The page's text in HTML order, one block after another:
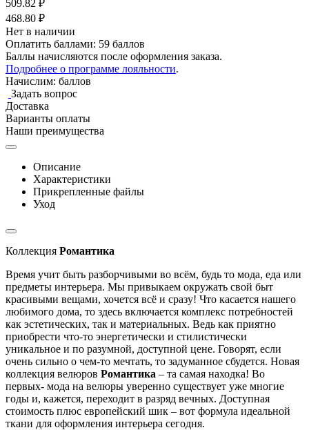
509.82 ₽
468.80 ₽
Нет в наличии
Оплатить баллами: 59 баллов
Баллы начисляются после оформления заказа.
Подробнее о программе лояльности.
Начислим: баллов
Задать вопрос
Доставка
Варианты оплаты
Наши преимущества
Описание
Характеристики
Прикрепленные файлы
Уход
Коллекция Романтика
Время учит быть разборчивыми во всём, будь то мода, еда или
предметы интерьера. Мы привыкаем окружать свой быт
красивыми вещами, хочется всё и сразу! Что касается нашего
любимого дома, то здесь включается комплекс потребностей
как эстетических, так и материальных. Ведь как приятно
приобрести что-то энергетически и стилистически
уникальное и по разумной, доступной цене. Говорят, если
очень сильно о чем-то мечтать, то задуманное сбудется. Новая
коллекция велюров Романтика – та самая находка! Во
первых- мода на велюры уверенно существует уже многие
годы и, кажется, переходит в разряд вечных. Доступная
стоимость плюс европейский шик – вот формула идеальной
ткани для оформления интерьера сегодня.